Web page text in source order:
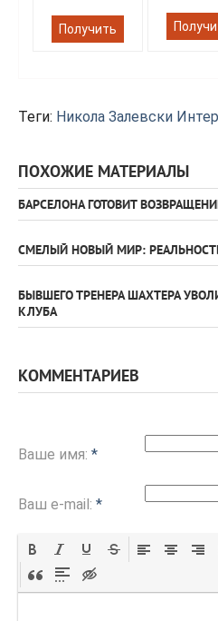
Получить
Теги: Никола Залевски Интер
ПОХОЖИЕ МАТЕРИАЛЫ
БАРСЕЛОНА ГОТОВИТ
СМЕЛЫЙ НОВЫЙ МИР:
БЫВШЕГО ТРЕНЕРА ШАХТЕРА
КЛУБА
КОММЕНТАРИЕВ
Ваше имя: *
Ваш e-mail: *